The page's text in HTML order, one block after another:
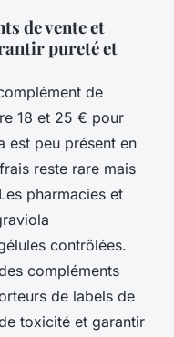
de vente et
pureté et
de
18 et 25 € pour
est peu présent en
reste rare mais
pharmacies et
contrôlées.
compléments
de labels de
toxicité et garantir